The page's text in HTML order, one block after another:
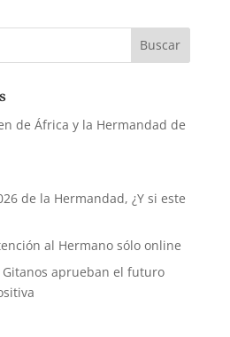
de África y la Hermandad de
de la Hermandad, ¿Y si este
al Hermano sólo online
Gitanos aprueban el futuro